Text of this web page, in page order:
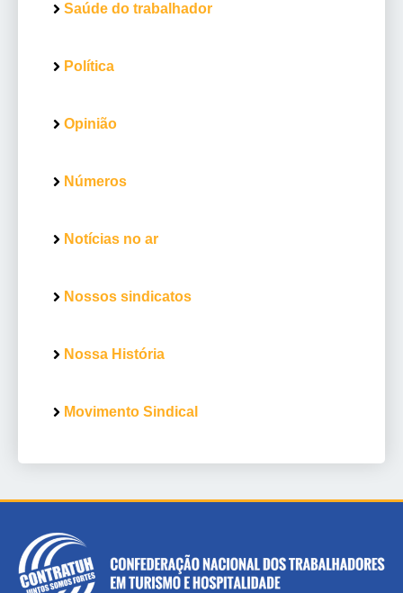
Saúde do trabalhador
Política
Opinião
Números
Notícias no ar
Nossos sindicatos
Nossa História
Movimento Sindical